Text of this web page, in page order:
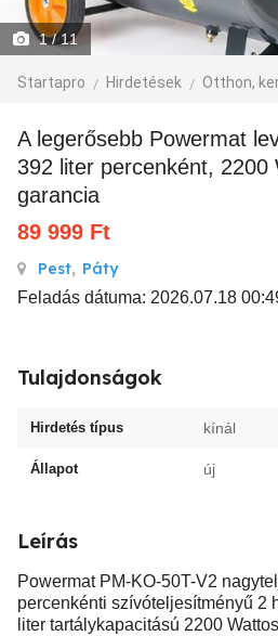
1/ 11
Startapro Hirdetések Otthon,
A legerősebb Powermat levegő kompresszor,
392 liter percenként,
garancia
89 999 Ft
Pest, Páty
Feladás dátuma: 2026.07.18
Tulajdonságok
Hirdetés típus kínál
Állapot új
Leírás
Powermat PM-KO-50T-V2
percenkénti szívóteljesítményű 2
liter tartálykapacitású 2200